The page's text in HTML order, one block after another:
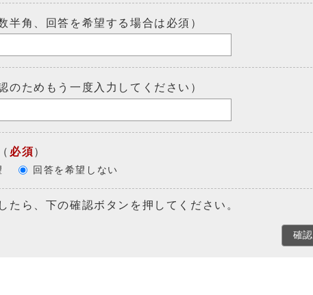
半角、回答を希望する場合は必須）
のためもう一度入力してください）
（ 必須）
回答を希望しない
たら、下の確認ボタンを押してください。
確認